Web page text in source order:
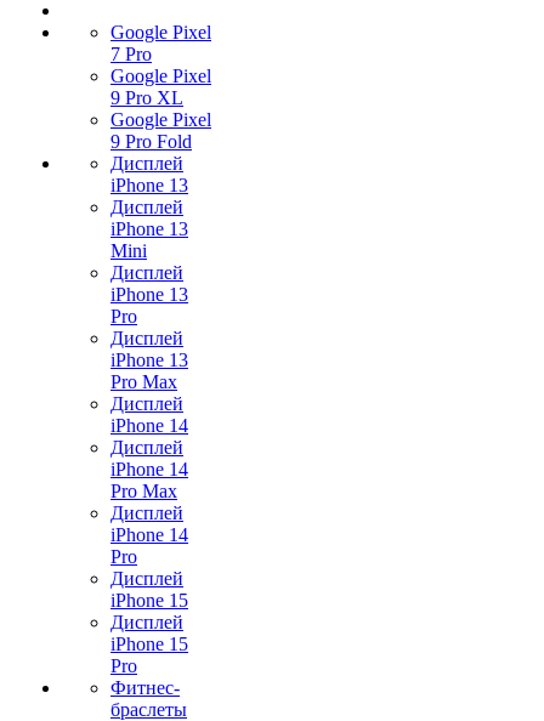
Google Pixel
7 Pro
Google Pixel
9 Pro XL
Google Pixel
9 Pro Fold
Дисплей
iPhone 13
Дисплей
iPhone 13
Mini
Дисплей
iPhone 13
Pro
Дисплей
iPhone 13
Pro Max
Дисплей
iPhone 14
Дисплей
iPhone 14
Pro Max
Дисплей
iPhone 14
Pro
Дисплей
iPhone 15
Дисплей
iPhone 15
Pro
Фитнес-
браслеты